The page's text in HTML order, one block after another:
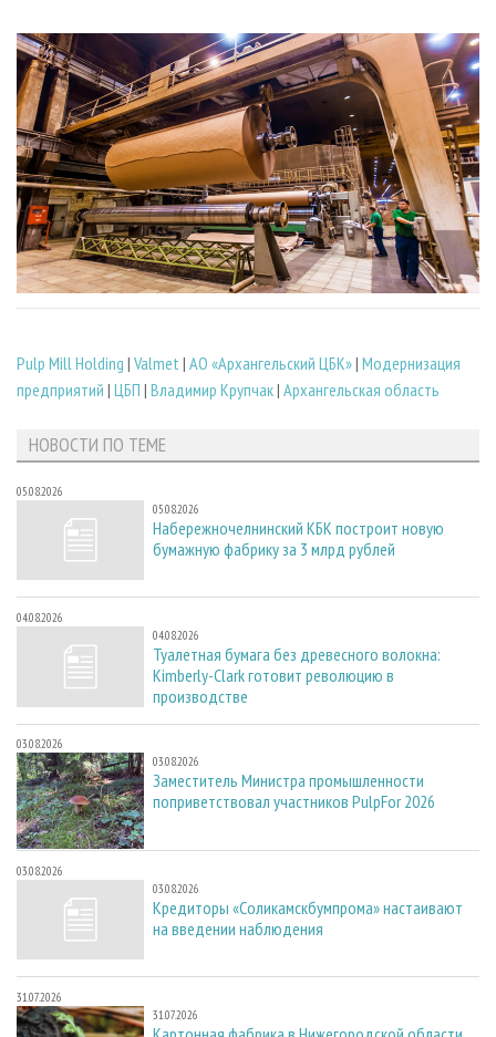
Pulp Mill Holding | Valmet | АО «Архангельский ЦБК»| Модернизация
предприятий | ЦБП | Владимир Крупчак| Архангельская область
НОВОСТИ ПО ТЕМЕ
05.08.2026
05.08.2026
Набережночелнинский КБК построит новую
бумажную фабрику за 3 млрд рублей
04.08.2026
04.08.2026
Туалетная бумага без древесного волокна:
Kimberly-Clark готовит революцию в
производстве
03.08.2026
03.08.2026
Заместитель Министра промышленности
поприветствовал участников PulpFor 2026
03.08.2026
03.08.2026
Кредиторы «Соликамскбумпрома» настаивают
на введении наблюдения
31.07.2026
31.07.2026